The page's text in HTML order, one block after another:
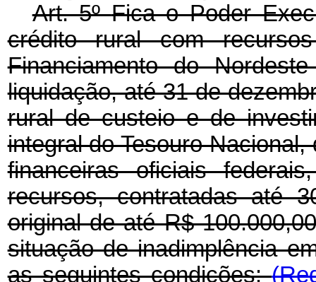
Art. 5ºFica o Poder
crédito rural com
Financiamento do
liquidação, até 31 de
rural de custeio e de
integral do Tesouro
financeiras oficiais
recursos, contratadas até
original de até R$
situação de inadimplência
as seguintes condições: